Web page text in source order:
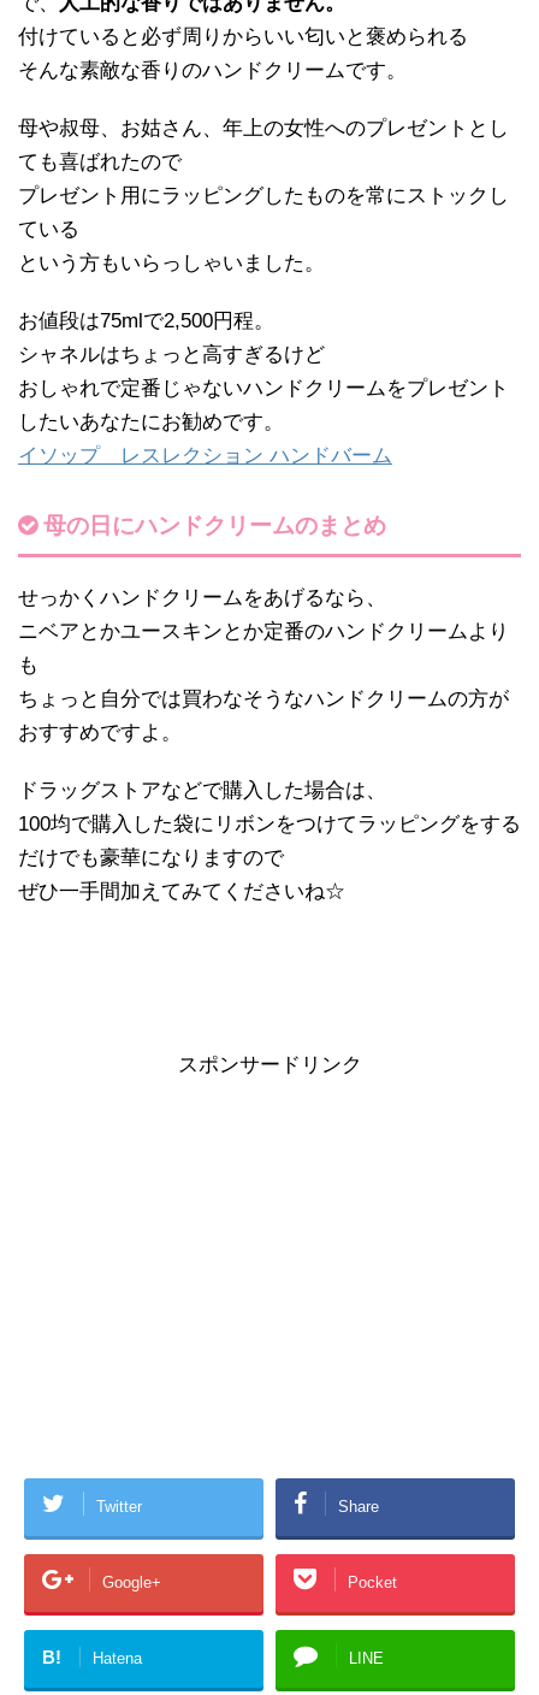
付けていると必ず周りからいい匂いと褒められる
そんな素敵な香りのハンドクリームです。
母や叔母、お姑さん、年上の女性へのプレゼントとし
ても喜ばれたので
プレゼント用にラッピングしたものを常にストックし
ている
という方もいらっしゃいました。
お値段は75mlで2,500円程。
シャネルはちょっと高すぎるけど
おしゃれで定番じゃないハンドクリームをプレゼント
したいあなたにお勧めです。
イソップ レスレクション ハンドバーム
母の日にハンドクリームのまとめ
せっかくハンドクリームをあげるなら、
ニベアとかユースキンとか定番のハンドクリームより
も
ちょっと自分では買わなそうなハンドクリームの方が
おすすめですよ。
ドラッグストアなどで購入した場合は、
100均で購入した袋にリボンをつけてラッピングをする
だけでも豪華になりますので
ぜひ一手間加えてみてくださいね☆
スポンサードリンク
Twitter Share
Google+ Pocket
B! Hatena LINE